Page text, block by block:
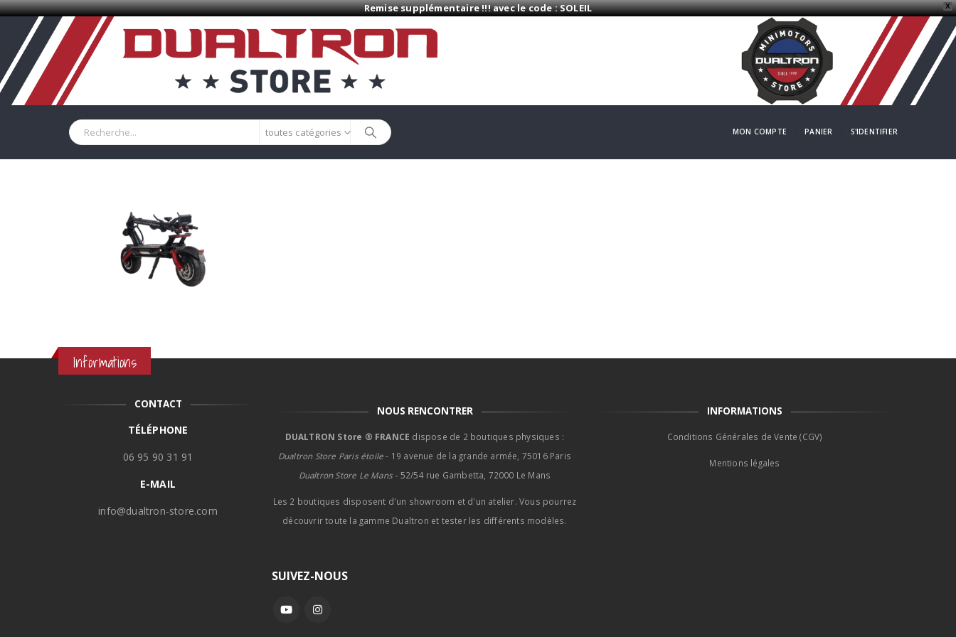
X
Remise supplémentaire !!! avec le code : SOLEIL
toutes catégories MON COMPTE PANIER S'IDENTIFIER
Informations
CONTACT
TÉLÉPHONE
06 95 90 31 91
E-MAIL
info@dualtron-store.com
NOUS RENCONTRER
DUALTRON Store ® FRANCE dispose de 2 boutiques physiques :
Dualtron Store Paris étoile- 19 avenue de la grande armée, 75016 Paris
Dualtron Store Le Mans - 52/54 rue Gambetta, 72000 Le Mans
Les 2 boutiques disposent d'un showroom et d'un atelier. Vous pourrez
découvrir toute la gamme Dualtron et tester les différents modèles.
INFORMATIONS
Conditions Générales de Vente (CGV)
Mentions légales
SUIVEZ-NOUS